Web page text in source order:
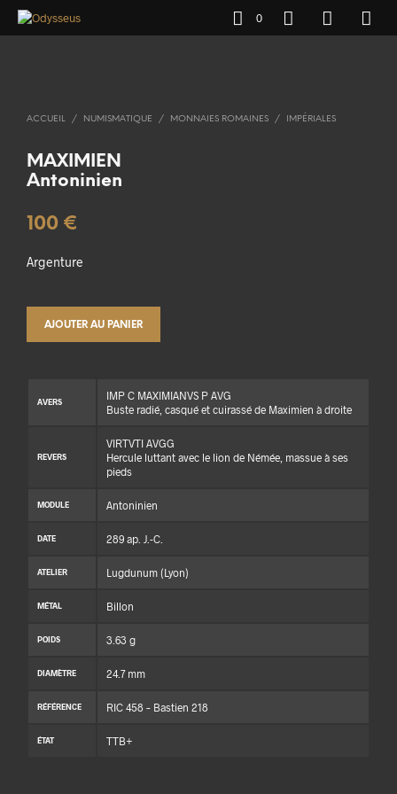
0
ACCUEIL / NUMISMATIQUE / MONNAIES ROMAINES / IMPÉRIALES
MAXIMIEN
Antoninien
100 €
Argenture
AJOUTER AU PANIER
AVERS
IMP C MAXIMIANVS P AVG
Buste radié, casqué et cuirassé de Maximien à droite
REVERS
VIRTVTI AVGG
Hercule luttant avec le lion de Némée, massue à ses
pieds
MODULE Antoninien
DATE 289 ap. J.-C.
ATELIER Lugdunum (Lyon)
MÉTAL Billon
POIDS 3.63 g
DIAMÈTRE 24.7 mm
RÉFÉRENCE RIC 458 – Bastien 218
ÉTAT TTB+